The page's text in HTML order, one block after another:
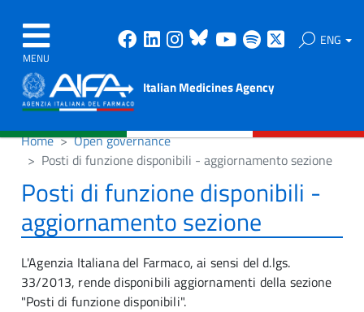
MENU
Facebook
Linkedin
Instagram
Bluesky
Youtube
Spotify ENG
Italian Medicines Agency
Home
Open governance
Posti di funzione disponibili - aggiornamento sezione
Posti di funzione disponibili -
aggiornamento sezione
L'Agenzia Italiana del Farmaco, ai sensi del d.lgs.
33/2013, rende disponibili aggiornamenti della sezione
"Posti di funzione disponibili".